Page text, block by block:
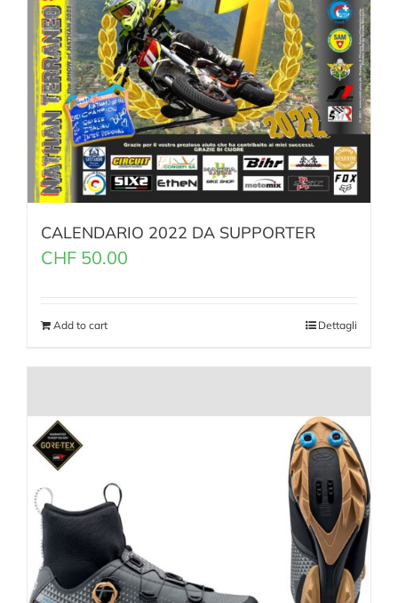
CALENDARIO 2022 DA SUPPORTER
CHF 50.00
Add to cart Dettagli